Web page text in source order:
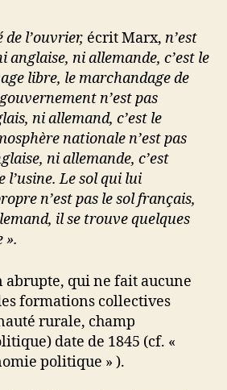
l’ouvrier, écrit Marx, n’est
anglaise, ni allemande, c’est le
libre, le marchandage de
n’est pas
ni allemand, c’est le
nationale n’est pas
ni allemande, c’est
l’usine. Le sol qui lui
n’est pas le sol français,
il se trouve quelques
».
abrupte, qui ne fait aucune
formations collectives
rurale, champ
date de 1845 (cf. «
politique » ).